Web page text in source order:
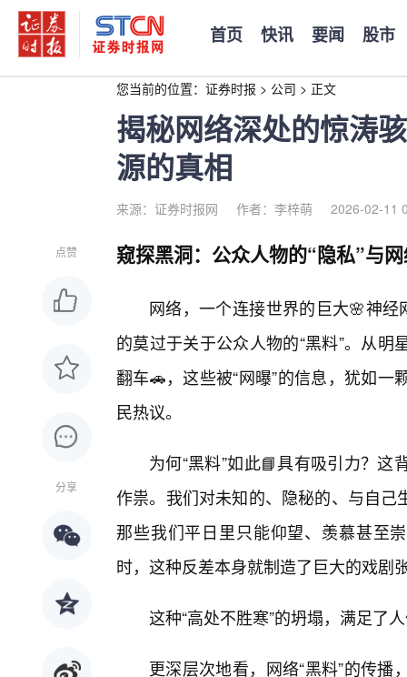
首页 快讯 要闻 股市
您当前的位置： 证券时报 > 公司 > 正文
揭秘网络深处的惊涛
源的真相
来源：证券时报网 作者：李梓萌 2026-02-11
点赞
分享
窥探黑洞：公众人物的“隐私”与
网络，一个连接世界的巨大🌸神经
的莫过于关于公众人物的“黑料”。从
翻车🚗，这些被“网曝”的信息，犹如
民热议。
为何“黑料”如此📘具有吸引力？
作祟。我们对未知的、隐秘的、与自
那些我们平日里只能仰望、羡慕甚至
时，这种反差本身就制造了巨大的戏剧
这种“高处不胜寒”的坍塌，满足了
更深层次地看，网络“黑料”的传